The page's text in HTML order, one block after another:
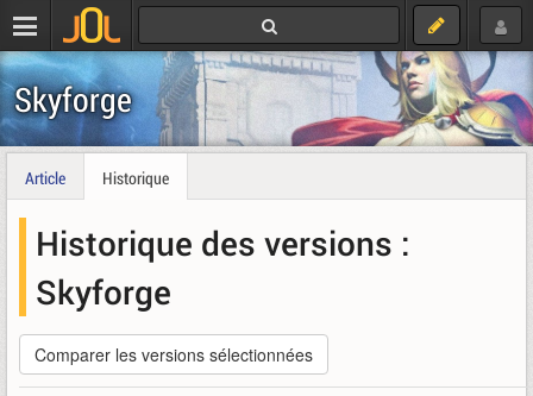
Skyforge
Article Historique
Historique des versions :
Skyforge